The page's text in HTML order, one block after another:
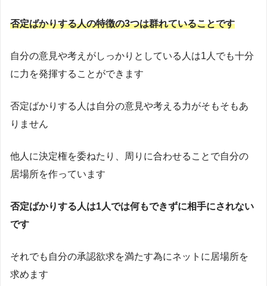
否定ばかりする人の特徴の3つは群れていることです
自分の意見や考えがしっかりとしている人は1人でも十分
に力を発揮することができます
否定ばかりする人は自分の意見や考える力がそもそもあ
りません
他人に決定権を委ねたり、周りに合わせることで自分の
居場所を作っています
否定ばかりする人は1人では何もできずに相手にされない
です
それでも自分の承認欲求を満たす為にネットに居場所を
求めます